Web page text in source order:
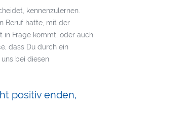
kennenzulernen.
Beruf hatte, mit der
in Frage kommt, oder auch
dass Du durch ein
bei diesen
positiv enden,